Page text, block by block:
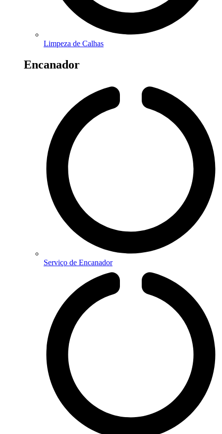
Limpeza de Calhas
Encanador
Serviço de Encanador